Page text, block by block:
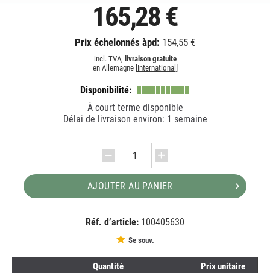
165,28 €
Prix échelonnés àpd: 154,55 €
incl. TVA, livraison gratuite
en Allemagne [ International
Disponibilité:
À court terme disponible
Délai de livraison environ: 1 semaine
AJOUTER AU PANIER
Réf. d’article: 100405630
Se souv.
Quantité
Prix unitaire